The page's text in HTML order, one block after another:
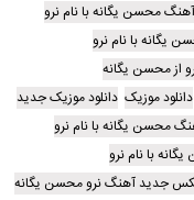
محسن یگانه با نام نرو
یگانه با نام نرو
از محسن یگانه
دانلود موزیک دانلود موزیک جدید
محسن یگانه با نام نرو
با نام نرو
جدید آهنگ نرو محسن یگانه